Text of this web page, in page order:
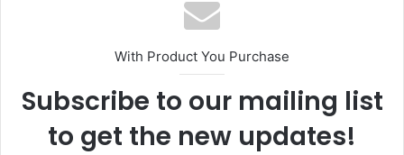
With Product You Purchase
Subscribe to our mailing list
to get the new updates!